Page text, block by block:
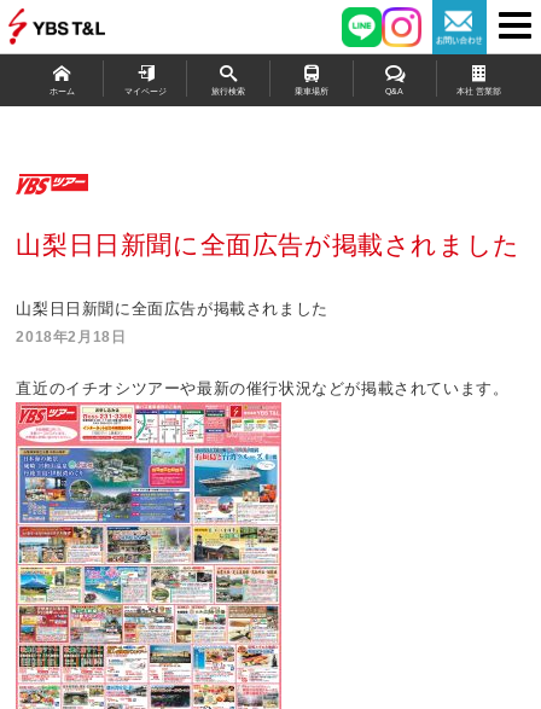
ホーム マイページ 旅行検索 乗車場所 Q&A 本社 営業部
山梨日日新聞に全面広告が掲載されました
山梨日日新聞に全面広告が掲載されました
2018年2月18日
直近のイチオシツアーや最新の催行状況などが掲載されています。